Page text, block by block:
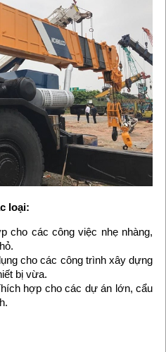
loại:
cho các công việc nhẹ nhàng,
cho các công trình xây dựng
bị vừa.
hợp cho các dự án lớn, cẩu